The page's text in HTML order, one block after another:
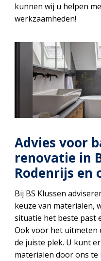
kunnen wij u helpen
werkzaamheden!
Advies voor
renovatie in
Rodenrijs en
Bij BS Klussen
keuze van materialen,
situatie het beste past
Ook voor het uitmeten
de juiste plek. U kunt
materialen door ons